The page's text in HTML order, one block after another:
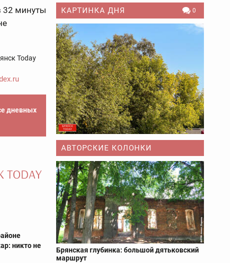
32 минуты
Today
дневных
никто не
КАРТИНКА ДНЯ 0
АВТОРСКИЕ КОЛОНКИ
Брянская глубинка: большой дятьковский
маршрут